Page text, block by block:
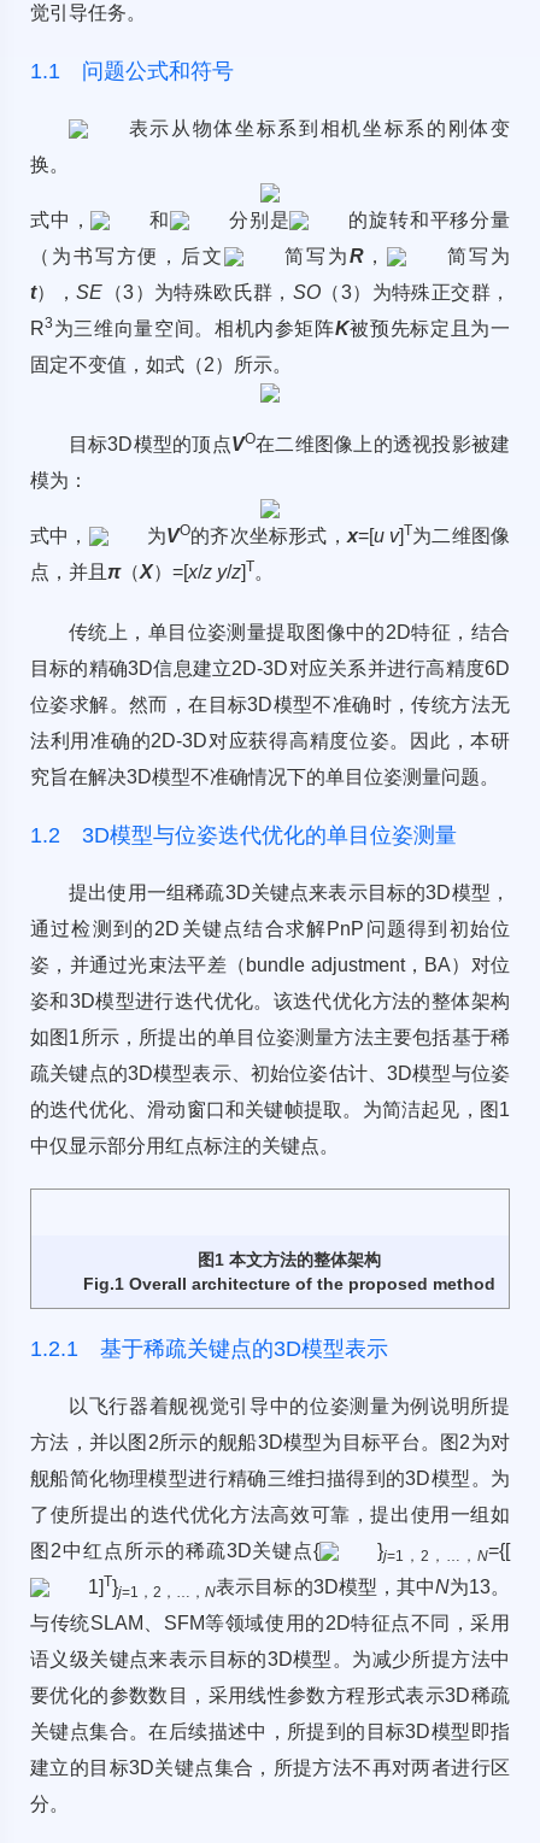
觉引导任务。
1.1 问题公式和符号
表示从物体坐标系到相机坐标系的刚体变
换。
式中， 和 分别是
的旋转和平移分量
（为书写方便，后文
简写为R，
简写为
t），SE （3）为特殊欧氏群， SO（3）为特殊正交群，
R3 为三维向量空间。相机内参矩阵K被预先标定且为一
固定不变值，如式（2）所示。
目标3D模型的顶点VO在二维图像上的透视投影被建
模为：
式中， 为VO的齐次坐标形式， x=[u v]T为二维图像
点，并且 π（X）=[x/z y/z]T。
传统上，单目位姿测量提取图像中的2D特征，结合
目标的精确3D信息建立2D-3D对应关系并进行高精度6D
位姿求解。然而，在目标3D模型不准确时，传统方法无
法利用准确的2D-3D对应获得高精度位姿。因此，本研
究旨在解决3D模型不准确情况下的单目位姿测量问题。
1.2 3D模型与位姿迭代优化的单目位姿测量
提出使用一组稀疏3D关键点来表示目标的3D模型，
通过检测到的2D关键点结合求解PnP问题得到初始位
姿，并通过光束法平差（bundle adjustment，BA）对位
姿和3D模型进行迭代优化。该迭代优化方法的整体架构
如图1 所示，所提出的单目位姿测量方法主要包括基于稀
疏关键点的3D模型表示、初始位姿估计、3D模型与位姿
的迭代优化、滑动窗口和关键帧提取。为简洁起见， 图1
中仅显示部分用红点标注的关键点。
图1 本文方法的整体架构
Fig.1 Overall architecture of the proposed method
1.2.1 基于稀疏关键点的3D模型表示
以飞行器着舰视觉引导中的位姿测量为例说明所提
方法，并以 图2所示的舰船3D模型为目标平台。 图2为对
舰船简化物理模型进行精确三维扫描得到的3D模型。为
了使所提出的迭代优化方法高效可靠，提出使用一组如
图2中红点所示的稀疏3D关键点{ }j=1，2，…，N={[
1]T}j=1，2，…，N表示目标的3D模型，其中N为13。
与传统SLAM、SFM等领域使用的2D特征点不同，采用
语义级关键点来表示目标的3D模型。为减少所提方法中
要优化的参数数目，采用线性参数方程形式表示3D稀疏
关键点集合。在后续描述中，所提到的目标3D模型即指
建立的目标3D关键点集合，所提方法不再对两者进行区
分。